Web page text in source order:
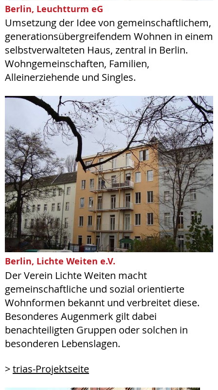
Berlin, Leuchtturm eG
Umsetzung der Idee von gemeinschaftlichem,
generationsübergreifendem Wohnen in einem
selbstverwalteten Haus, zentral in Berlin.
Wohngemeinschaften, Familien,
Alleinerziehende und Singles.
Berlin, Lichte Weiten e.V.
Der Verein Lichte Weiten macht
gemeinschaftliche und sozial orientierte
Wohnformen bekannt und verbreitet diese.
Besonderes Augenmerk gilt dabei
benachteiligten Gruppen oder solchen in
besonderen Lebenslagen.
>trias-Projektseite